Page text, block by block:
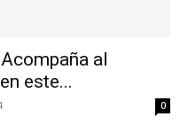
al
este...
0